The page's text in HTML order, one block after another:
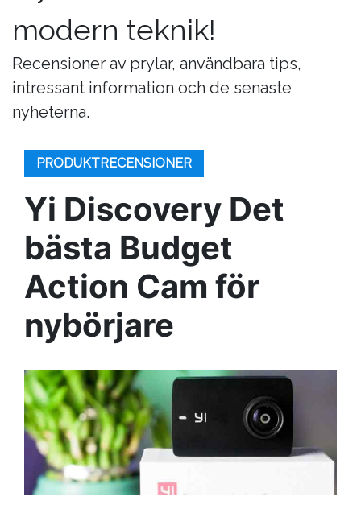
modern teknik!
Recensioner av prylar, användbara tips,
intressant information och de senaste
nyheterna.
PRODUKTRECENSIONER
Yi Discovery Det
bästa Budget
Action Cam för
nybörjare